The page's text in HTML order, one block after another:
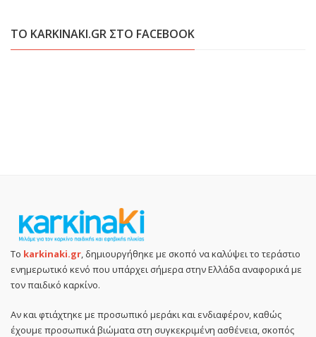
ΤΟ KARKINAKI.GR ΣΤΟ FACEBOOK
Το karkinaki.gr , δημιουργήθηκε με σκοπό να καλύψει το τεράστιο
ενημερωτικό κενό που υπάρχει σήμερα στην Ελλάδα αναφορικά με
τον παιδικό καρκίνο.
Αν και φτιάχτηκε με προσωπικό μεράκι και ενδιαφέρον, καθώς
έχουμε προσωπικά βιώματα στη συγκεκριμένη ασθένεια, σκοπός